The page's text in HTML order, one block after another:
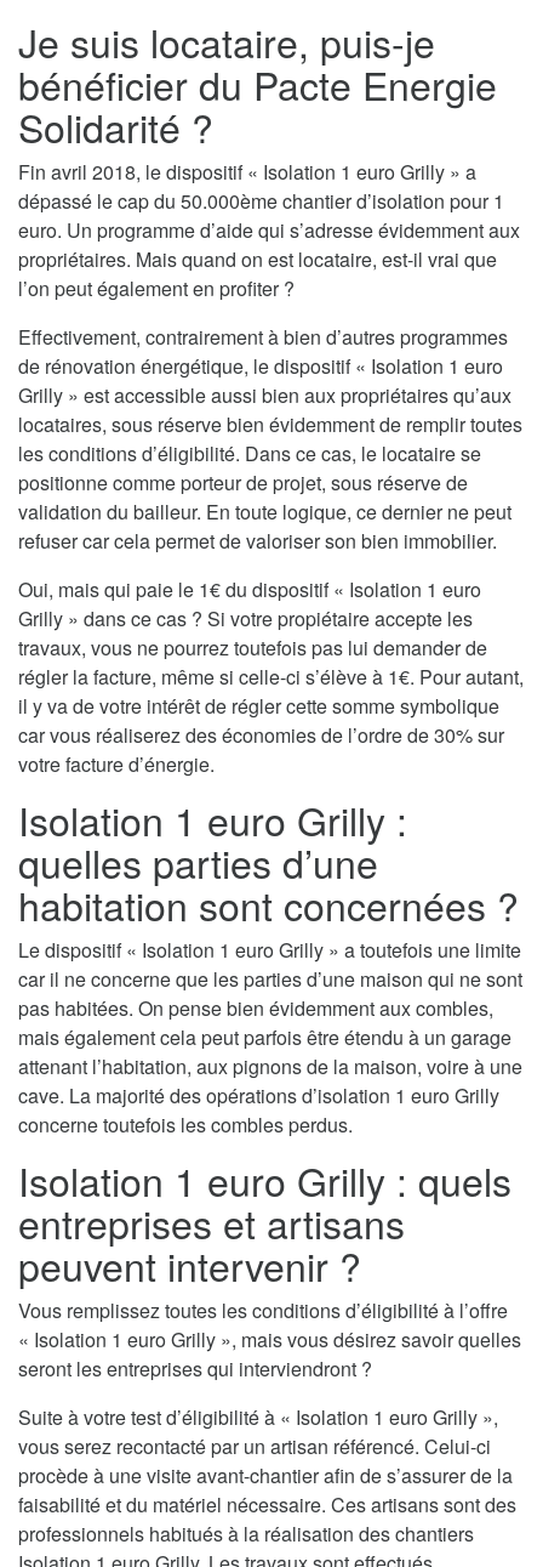
Je suis locataire, puis-je
bénéficier du Pacte Energie
Solidarité ?
Fin avril 2018, le dispositif « Isolation 1 euro Grilly » a
dépassé le cap du 50.000ème chantier d’isolation pour 1
euro. Un programme d’aide qui s’adresse évidemment aux
propriétaires. Mais quand on est locataire, est-il vrai que
l’on peut également en profiter ?
Effectivement, contrairement à bien d’autres programmes
de rénovation énergétique, le dispositif « Isolation 1 euro
Grilly » est accessible aussi bien aux propriétaires qu’aux
locataires, sous réserve bien évidemment de remplir toutes
les conditions d’éligibilité. Dans ce cas, le locataire se
positionne comme porteur de projet, sous réserve de
validation du bailleur. En toute logique, ce dernier ne peut
refuser car cela permet de valoriser son bien immobilier.
Oui, mais qui paie le 1€ du dispositif « Isolation 1 euro
Grilly » dans ce cas ? Si votre propiétaire accepte les
travaux, vous ne pourrez toutefois pas lui demander de
régler la facture, même si celle-ci s’élève à 1€. Pour autant,
il y va de votre intérêt de régler cette somme symbolique
car vous réaliserez des économies de l’ordre de 30% sur
votre facture d’énergie.
Isolation 1 euro Grilly :
quelles parties d’une
habitation sont concernées ?
Le dispositif « Isolation 1 euro Grilly » a toutefois une limite
car il ne concerne que les parties d’une maison qui ne sont
pas habitées. On pense bien évidemment aux combles,
mais également cela peut parfois être étendu à un garage
attenant l’habitation, aux pignons de la maison, voire à une
cave. La majorité des opérations d’isolation 1 euro Grilly
concerne toutefois les combles perdus.
Isolation 1 euro Grilly : quels
entreprises et artisans
peuvent intervenir ?
Vous remplissez toutes les conditions d’éligibilité à l’offre
« Isolation 1 euro Grilly », mais vous désirez savoir quelles
seront les entreprises qui interviendront ?
Suite à votre test d’éligibilité à « Isolation 1 euro Grilly »,
vous serez recontacté par un artisan référencé. Celui-ci
procède à une visite avant-chantier afin de s’assurer de la
faisabilité et du matériel nécessaire. Ces artisans sont des
professionnels habitués à la réalisation des chantiers